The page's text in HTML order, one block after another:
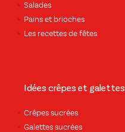
Salades
Pains et brioches
Les recettes de fêtes
Idées crêpes et galettes
Crêpes sucrées
Galettes sucrées